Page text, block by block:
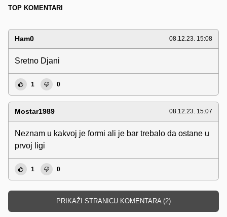
TOP KOMENTARI
Ham0 08.12.23. 15:08
Sretno Djani
1 0
Mostar1989 08.12.23. 15:07
Neznam u kakvoj je formi ali je bar trebalo da ostane u
prvoj ligi
1 0
PRIKAŽI STRANICU KOMENTARA (2)